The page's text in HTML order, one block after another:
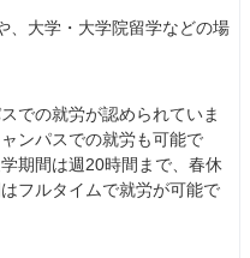
、大学・大学院留学などの場
での就労が認められていま
ンパスでの就労も可能で
期間は週20時間まで、春休
フルタイムで就労が可能で